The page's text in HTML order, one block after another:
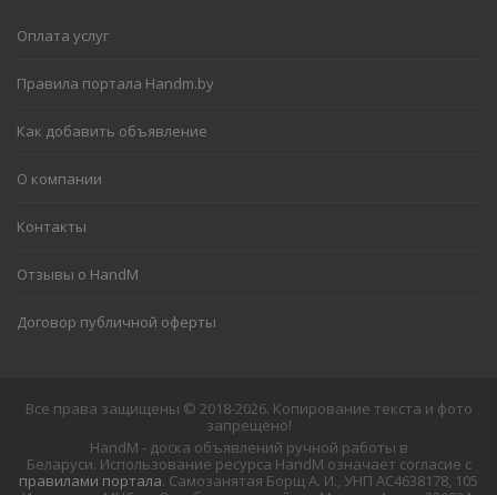
Оплата услуг
Правила портала Handm.by
Как добавить объявление
О компании
Контакты
Отзывы о HandM
Договор публичной оферты
Все права защищены © 2018-2026. Копирование текста и фото
запрещено!
HandM - доска объявлений ручной работы в
Беларуси. Использование ресурса HandM означает согласие с
правилами портала. Самозанятая Борщ А. И., УНП АС4638178, 105